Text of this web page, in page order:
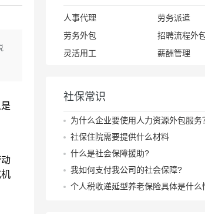
人事代理
劳务派遣
劳务外包
招聘流程外
灵活用工
薪酬管理
社保常识
为什么企业要使用人力资源外包服务
社保住院需要提供什么材料
什么是社会保障援助?
我如何支付我公司的社会保障?
个人税收递延型养老保险具体是什么